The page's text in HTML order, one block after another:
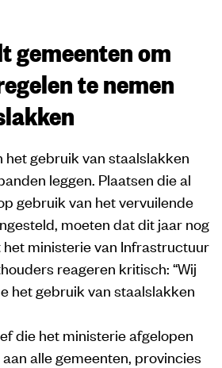
gemeenten om
te nemen
het gebruik van staalslakken
leggen. Plaatsen die al
gebruik van het vervuilende
moeten dat dit jaar nog
ministerie van Infrastructuur
reageren kritisch: “Wij
het gebruik van staalslakken
die het ministerie afgelopen
alle gemeenten, provincies